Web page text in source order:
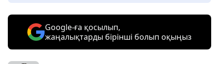
Google-ға қосылып,
жаңалықтарды бірінші болып оқыңыз